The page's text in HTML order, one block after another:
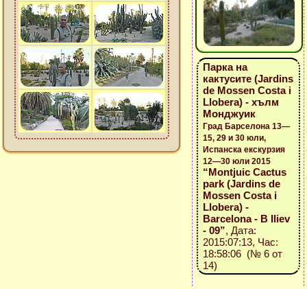
Парка на
кактусите (Jardins
de Mossen Costa i
Llobera) - хълм
Монджуик
Град Барселона 13—
15, 29 и 30 юли,
Испанска екскурзия
12—30 юли 2015
“Montjuic Cactus
park (Jardins de
Mossen Costa i
Llobera) -
Barcelona - B Iliev
- 09”, Дата:
2015:07:13, Час:
18:58:06 (№ 6 от
14)